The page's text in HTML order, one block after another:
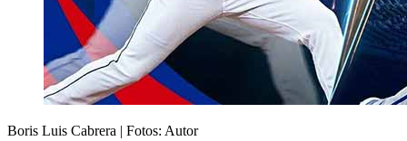
Boris Luis Cabrera | Fotos: Autor